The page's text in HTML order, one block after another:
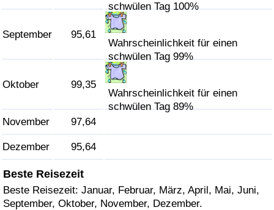
schwülen Tag 100%
September 95,61
Wahrscheinlichkeit für einen
schwülen Tag 99%
Oktober 99,35
Wahrscheinlichkeit für einen
schwülen Tag 89%
November
97,64
Dezember 95,64
Beste Reisezeit
Beste Reisezeit: Januar, Februar, März, April, Mai, Juni,
September, Oktober, November, Dezember.